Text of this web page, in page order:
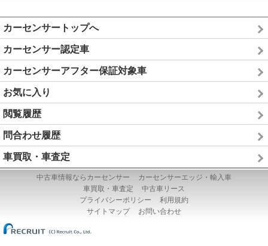
カーセンサートップへ
カーセンサー認定車
カーセンサーアフター保証対象車
お気に入り
閲覧履歴
問合わせ履歴
車買取・車査定
中古車情報ならカーセンサー
カーセンサーエッジ・輸入車
車買取・車査定
中古車リース
プライバシーポリシー
利用規約
サイトマップ
お問い合わせ